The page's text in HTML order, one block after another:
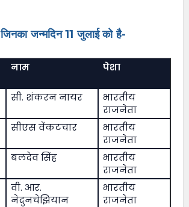
जिनका जन्मदिन 11 जुलाई को है-
नाम पेशा
सी. शंकरन नायर
भारतीय
राजनेता
सीएस वेंकटचार
भारतीय
राजनेता
बलदेव सिंह
भारतीय
राजनेता
वी. आर.
नेदुनचेझियान
भारतीय
राजनेता